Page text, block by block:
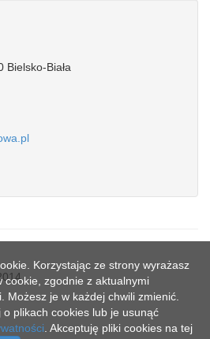
Bielsko-Biała
Korzystając ze strony wyrażasz
cookie, zgodnie z aktualnymi
Możesz je w każdej chwili zmienić.
plikach cookies lub je usunąć
. Akceptuję pliki cookies na tej